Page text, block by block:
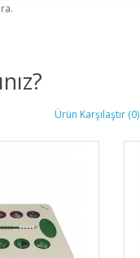
Ürün Karşılaştır (0)